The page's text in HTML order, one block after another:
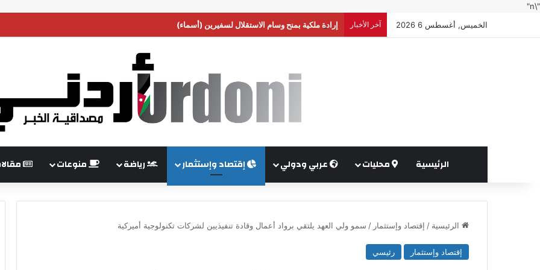
"\n"
الخميس, أغسطس 6 2026
آخر الأخبار إرادة ملكية بمنح وسام الاستقلال لسفيرين (أسماء)
الرئيسية محليات عربي ودولي إقتصاد وإستثمار رياضة منوعات
الرئيسية / إقتصاد وإستثمار / سمو ولي العهد يلتقي برواد أعمال وقادة تنفيذيين لشركات تكنولوجية أميركية
إقتصاد وإستثمار رئيسي